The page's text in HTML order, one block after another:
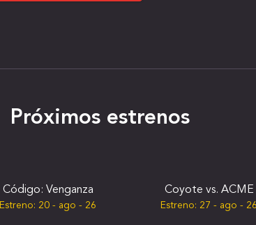
Próximos estrenos
Código: Venganza
Estreno: 20 - ago - 26
Coyote vs. ACME
Estreno: 27 - ago -